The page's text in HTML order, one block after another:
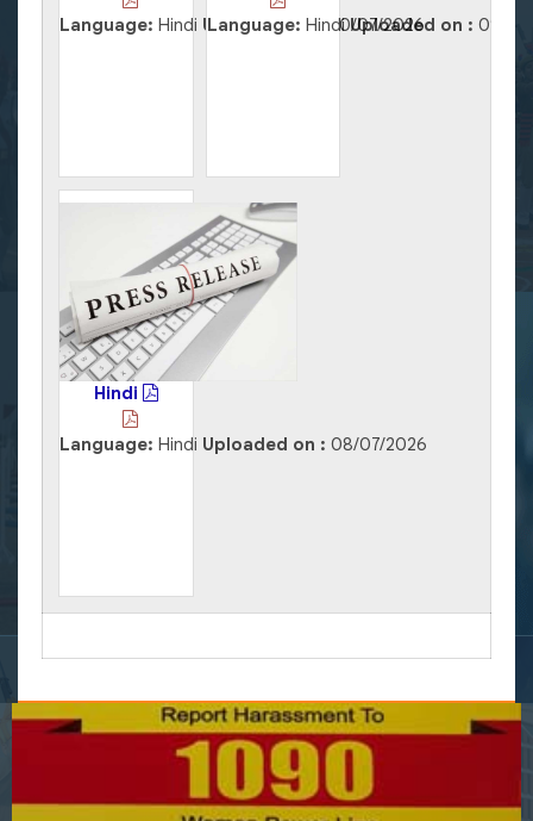
Language: Hindi Uploaded on :10/07/2026
Language: Hindi Uploaded on : 09/
Hindi
Language: Hindi Uploaded on : 08/07/2026